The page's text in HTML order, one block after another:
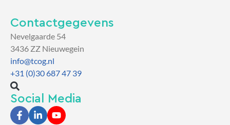
Contactgegevens
Nevelgaarde 54
3436 ZZ Nieuwegein
info@tcog.nl
+31 (0)30 687 47 39
Social Media